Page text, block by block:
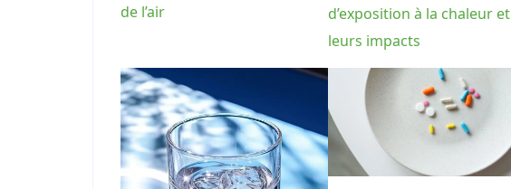
de l’air
d’exposition à la chaleur et
leurs impacts